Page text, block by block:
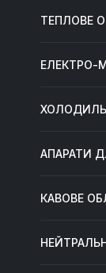
ТЕПЛОВЕ
ЕЛЕКТРО-
АПАРАТИ
КАВОВЕ